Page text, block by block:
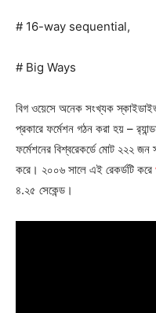
# 16-way sequential,
# Big Ways
বিগ ওয়েসে অনেক সংখ্যক
প্রকারে ফর্মেশন গঠন করা হয় –
ফর্মেশনের বিশ্বরেকর্ডে মোট ২২২
করে। ২০০৬ সালে এই রেকর্ডটি করে
৪.২৫ সেকেন্ড।